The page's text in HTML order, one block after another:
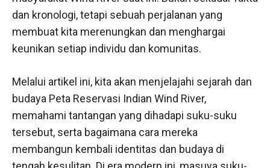
dan kronologi, tetapi sebuah perjalanan yang
membuat kita merenungkan dan menghargai
keunikan setiap individu dan komunitas.
Melalui artikel ini, kita akan menjelajahi sejarah dan
budaya Peta Reservasi Indian Wind River,
memahami tantangan yang dihadapi suku-suku
tersebut, serta bagaimana cara mereka
membangun kembali identitas dan budaya di